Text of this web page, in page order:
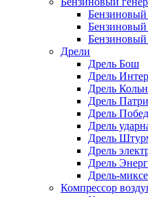
Бензиновый
Дрели
Дрель Бош
Дрель
Дрель
Дрель
Дрель
Дрель
Дрель
Дрель
Дрель
Дрель-
Компрессор